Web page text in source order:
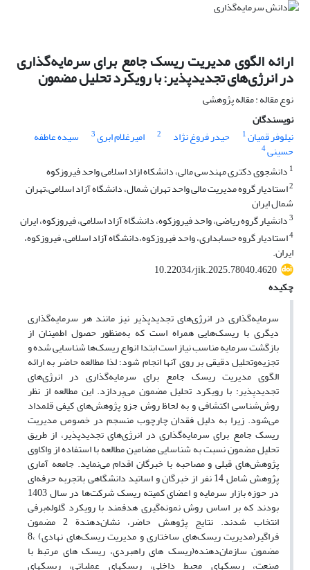
ارائه الگوی مدیریت ریسک جامع برای سرمایه‌گذاری
در انرژی‌های تجدیدپذیر: با رویکرد تحلیل مضمون
نوع مقاله : مقاله پژوهشی
نویسندگان
نیلوفر قمیان1 حیدر فروغ نژاد 2 امیرغلام ابری3 سیده عاطفه
حسینی4
1 دانشجوی دکتری مهندسی مالی، دانشکاه ازاد اسلامی واحد فیروزکوه
2استادیار گروه مدیریت مالی واحد تهران شمال، دانشگاه آزاد اسلامی،تهران
شمال ایران
3دانشیار گروه ریاضی، واحد فیروزکوه، دانشگاه آزاد اسلامی، فیروزکوه، ایران
4استادیار گروه حسابداری، واحد فیروزکوه،دانشگاه آزاد اسلامی، فیروزکوه،
ایران.
10.22034/jik.2025.78040.4620
چکیده
سرمایه‌گذاری در انرژی‌های تجدیدپذیر نیز مانند هر سرمایه‌گذاری
دیگری با ریسک‌هایی همراه است که به‌منظور حصول اطمینان از
بازگشت سرمایه مناسب نیاز است ابتدا انواع ریسک‌ها شناسایی شده و
تجزیه‌وتحلیل دقیقی بر روی آنها انجام شود؛ لذا مطالعه حاضر به ارائه
الگوی مدیریت ریسک جامع برای سرمایه‌گذاری در انرژی‌های
تجدیدپذیر: با رویکرد تحلیل مضمون می‌پردازد. این مطالعه از نظر
روش‌شناسی اکتشافی و به لحاظ روش جزو پژوهش‌های کیفی قلمداد
می‌شود. زیرا به دلیل فقدان چارچوب منسجم در خصوص مدیریت
ریسک جامع برای سرمایه‌گذاری در انرژی‌های تجدیدپذیر، از طریق
تحلیل مضمون نسبت به شناسایی مضامین مطالعه با استفاده از واکاوی
پژوهش‌های قبلی و مصاحبه با خبرگان اقدام می‌نماید. جامعه آماری
پژوهش شامل 14 نفر از خبرگان و اساتید دانشگاهی باتجربه حرفه‌ای
در حوزه بازار سرمایه و اعضای کمیته ریسک شرکت‌ها در سال 1403
بودند که بر اساس روش نمونه‌گیری هدفمند با رویکرد گلوله‌برفی
انتخاب شدند. نتایج پژوهش حاضر، نشان‌دهندة 2 مضمون
فراگیر(مدیریت ریسک‌های ساختاری و مدیریت ریسک‌های نهادی) ،8
مضمون سازمان‌دهنده(ریسک های راهبردی، ریسک های مرتبط با
صنعت، ریسکهای محیط داخلی، ریسکهای عملیاتی، ریسکهای